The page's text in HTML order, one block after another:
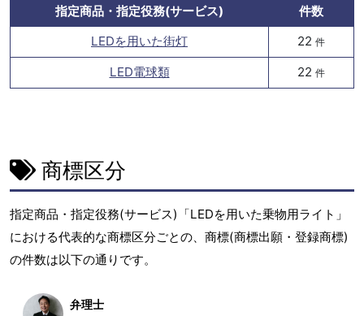
指定商品・指定役務(サービス)
件数
LEDを用いた街灯
22 件
LED電球類 22 件
商標区分
指定商品・指定役務(サービス)「LEDを用いた乗物用ライト」
における代表的な商標区分ごとの、商標(商標出願・登録商標)
の件数は以下の通りです。
弁理士